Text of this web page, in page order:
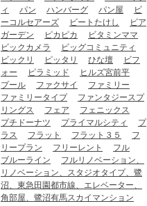
ィ
パン ハンバーグ パン屋
ビ
ーコルセアーズ
ビートたけし
ビア
ガーデン
ピカピカ
ビタミンママ
ビックカメラ
ビッグコミュニティ
ビックリ
ピッタリ ひな壇
ビフ
ォー
ピラミッド
ヒルズ宮前平
プール
ファクサイ
ファミリー
ファミリータイプ
ファンタジースプ
リングス
フェア
フェニックス
プチドーナツ
プライマルシティ
プ
ラス
フラット フラット３５
フ
リープラン
フリーレント
フル
ブルーライン
フルリノベーション、
リノベーション、スタジオタイプ、鷺
沼、東急田園都市線、エレベーター、
角部屋、鷺沼有馬スカイマンション